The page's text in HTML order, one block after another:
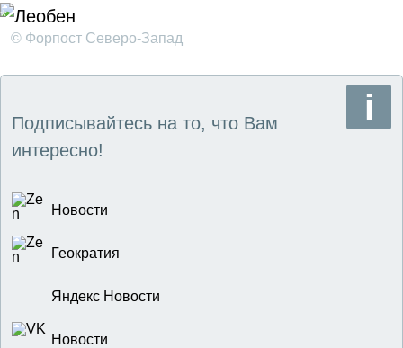
© Форпост Северо-Запад
Подписывайтесь на то, что Вам
интересно!
Новости
Геократия
Яндекс Новости
Новости